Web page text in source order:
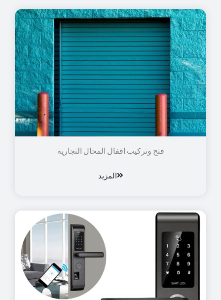
فتح وتركيب اقفال المحال التجارية
المزيد